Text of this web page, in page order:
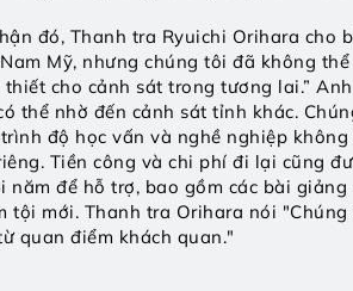
đó, Thanh tra Ryuichi Orihara cho
Mỹ, nhưng chúng tôi đã không
thiết cho cảnh sát trong tương lai.”
thể nhờ đến cảnh sát tỉnh khác.
độ học vấn và nghề nghiệp
Tiền công và chi phí đi lại cũng
năm để hỗ trợ, bao gồm các bài
tội mới. Thanh tra Orihara nói
quan điểm khách quan."